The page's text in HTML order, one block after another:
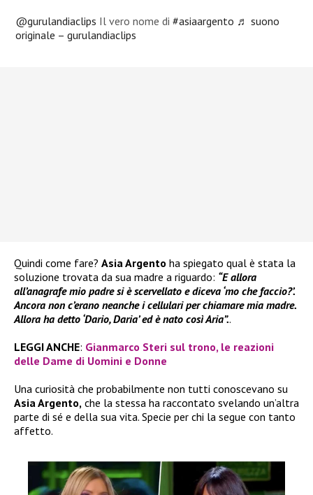
@gurulandiaclips Il vero nome di#asiaargento ♬ suono
originale – gurulandiaclips
Quindi come fare? Asia Argento ha spiegato qual è stata la
soluzione trovata da sua madre a riguardo: “E allora
all’anagrafe mio padre si è scervellato e diceva ‘mo che faccio?’.
Ancora non c’erano neanche i cellulari per chiamare mia madre.
Allora ha detto ‘Dario, Daria’ ed è nato così Aria”..
LEGGI ANCHE: Gianmarco Steri sul trono, le reazioni
delle Dame di Uomini e Donne
Una curiosità che probabilmente non tutti conoscevano su
Asia Argento, che la stessa ha raccontato svelando un’altra
parte di sé e della sua vita. Specie per chi la segue con tanto
affetto.